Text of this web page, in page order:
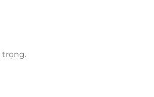
trọng.